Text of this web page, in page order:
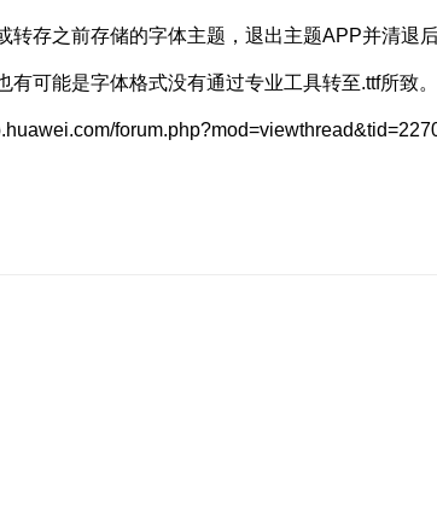
存之前存储的字体主题，退出主题APP并清退
可能是字体格式没有通过专业工具转至.ttf所致。